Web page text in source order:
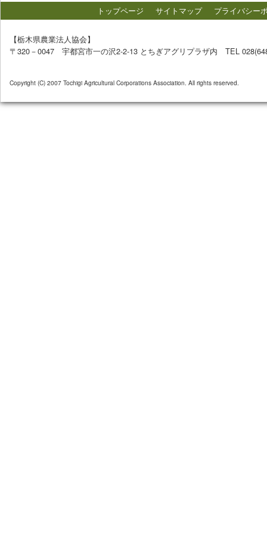
トップページ サイトマップ プライバシー
【栃木県農業法人協会】
〒320－0047 宇都宮市一の沢2-2-13 とちぎアグリプラザ内 TEL
Copyright (C) 2007 Tochigi Agricultural Corporations Association. All rights reserved.